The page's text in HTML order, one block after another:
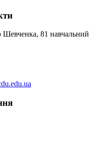
Шевченка, 81